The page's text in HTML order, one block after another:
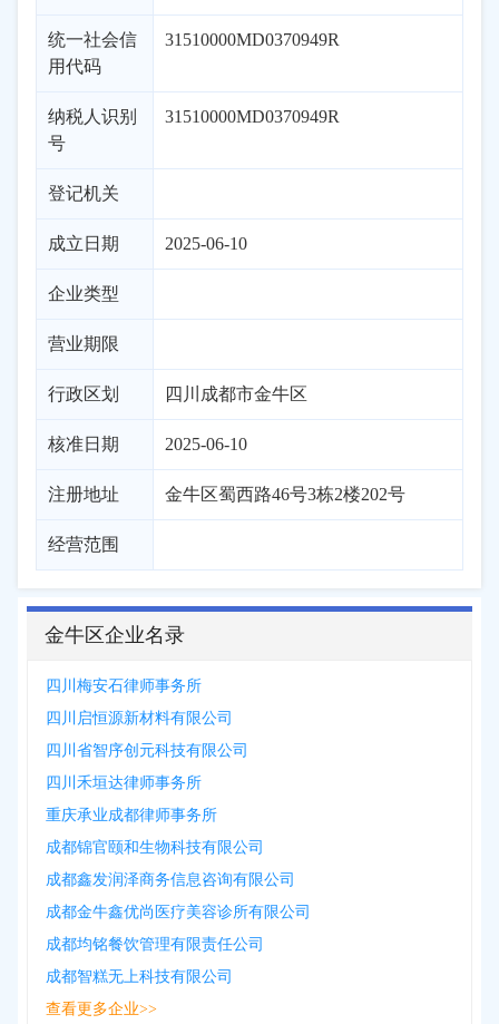
统一社会信
用代码
31510000MD0370949R
纳税人识别
号
31510000MD0370949R
登记机关
成立日期 2025-06-10
企业类型
营业期限
行政区划 四川 成都市金牛区
核准日期 2025-06-10
注册地址 金牛区蜀西路46号3栋2楼202号
经营范围
金牛区企业名录
四川梅安石律师事务所
四川启恒源新材料有限公司
四川省智序创元科技有限公司
四川禾垣达律师事务所
重庆承业成都律师事务所
成都锦官颐和生物科技有限公司
成都鑫发润泽商务信息咨询有限公司
成都金牛鑫优尚医疗美容诊所有限公司
成都均铭餐饮管理有限责任公司
成都智糕无上科技有限公司
查看更多企业>>